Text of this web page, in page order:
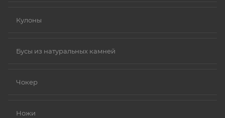
Кулоны
Бусы из натуральных камней
Чокер
Ножи